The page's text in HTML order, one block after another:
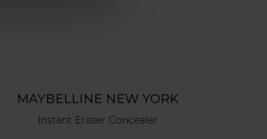
MAYBELLINE NEW YORK
Instant Eraser Concealer